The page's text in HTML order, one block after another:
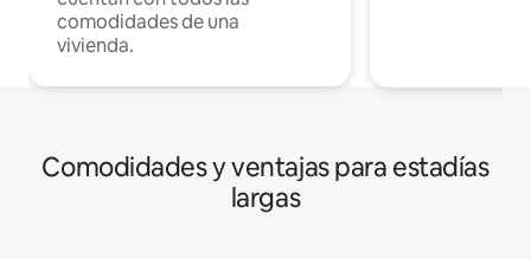
comodidades de una
vivienda.
Comodidades y ventajas para estadías
largas